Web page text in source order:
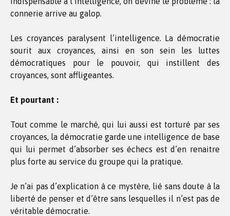
connerie arrive au galop.
Les croyances paralysent l’intelligence. La démocratie
sourit aux croyances, ainsi en son sein les luttes
démocratiques pour le pouvoir, qui instillent des
croyances, sont affligeantes.
Et pourtant :
Tout comme le marché, qui lui aussi est torturé par ses
croyances, la démocratie garde une intelligence de base
qui lui permet d’absorber ses échecs est d’en renaitre
plus forte au service du groupe qui la pratique.
Je n’ai pas d’explication à ce mystère, lié sans doute à la
liberté de penser et d’être sans lesquelles il n’est pas de
véritable démocratie.